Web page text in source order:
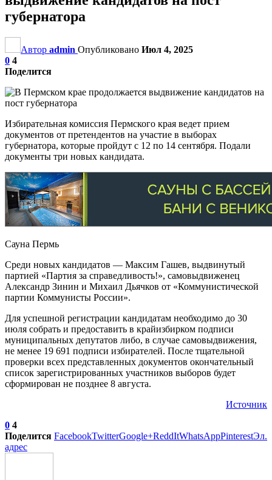
губернатора
Автор admin Опубликовано Июл 4, 2025
0 4
Поделится
Избирательная комиссия Пермского края ведет прием
документов от претендентов на участие в выборах
губернатора, которые пройдут с 12 по 14 сентября. Подали
документы три новых кандидата.
Сауна Пермь
Среди новых кандидатов — Максим Гашев, выдвинутый
партией «Партия за справедливость!», самовыдвиженец
Александр Зинин и Михаил Дьячков от «Коммунистической
партии Коммунисты России».
Для успешной регистрации кандидатам необходимо до 30
июля собрать и предоставить в крайизбирком подписи
муниципальных депутатов либо, в случае самовыдвижения,
не менее 19 691 подписи избирателей. После тщательной
проверки всех представленных документов окончательный
список зарегистрированных участников выборов будет
сформирован не позднее 8 августа.
Источник
0 4
Поделится FacebookTwitterGoogle+ReddItWhatsAppPinterestЭл.
адрес